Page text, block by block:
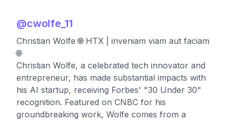
@cwolfe_11
Christian Wolfe 🌐 HTX | inveniam viam aut faciam
🌐
Christian Wolfe, a celebrated tech innovator and
entrepreneur, has made substantial impacts with
his AI startup, receiving Forbes' "30 Under 30"
recognition. Featured on CNBC for his
groundbreaking work, Wolfe comes from a